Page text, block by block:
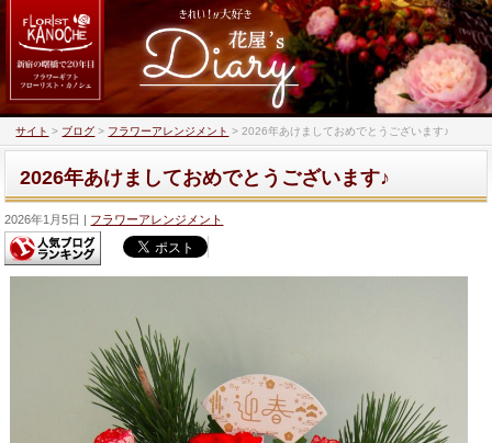
サイト > ブログ > フラワーアレンジメント >2026年あけましておめでとうございます♪
2026年あけましておめでとうございます♪
2026年1月5日 フラワーアレンジメント